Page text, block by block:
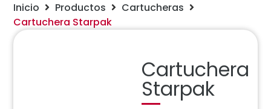
Inicio Productos
Cartucheras
Cartuchera Starpak
Cartuchera
Starpak